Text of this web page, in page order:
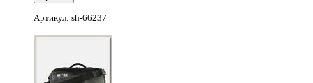
Артикул: sh-66237